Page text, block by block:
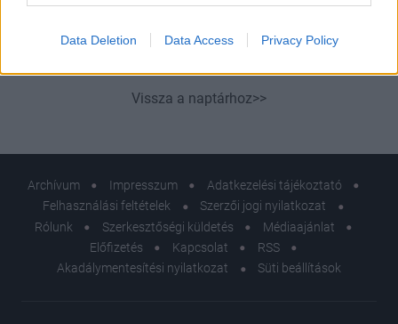
Data Deletion Data Access Privacy Policy
Péter az oka, hogy az angol humor magyarul
is működik – interjú a műfordítóval
Vissza a naptárhoz>>
Archívum Impresszum
Adatkezelési tájékoztató
Felhasználási feltételek
Szerzői jogi nyilatkozat
Rólunk
Szerkesztőségi küldetés
Médiaajánlat
Előfizetés
Kapcsolat
RSS
Akadálymentesítési nyilatkozat
Süti beállítások